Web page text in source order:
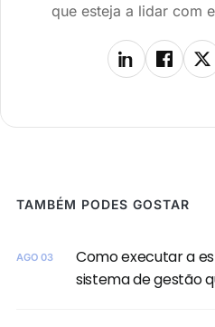
que esteja a lidar com
TAMBÉM PODES GOSTAR
AGO 03
Como executar a
sistema de gestão